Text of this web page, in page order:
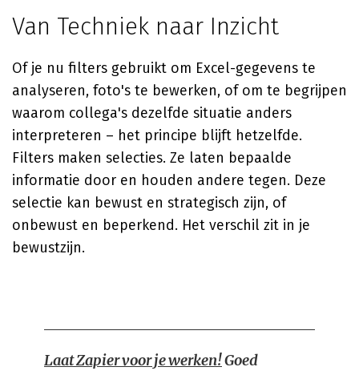
Van Techniek naar Inzicht
Of je nu filters gebruikt om Excel-gegevens te
analyseren, foto's te bewerken, of om te begrijpen
waarom collega's dezelfde situatie anders
interpreteren – het principe blijft hetzelfde.
Filters maken selecties. Ze laten bepaalde
informatie door en houden andere tegen. Deze
selectie kan bewust en strategisch zijn, of
onbewust en beperkend. Het verschil zit in je
bewustzijn.
Laat Zapier voor je werken!Goed